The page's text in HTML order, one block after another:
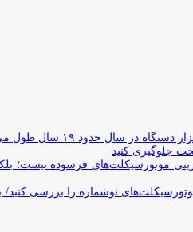
جلوگیری کنید
موتورسیکلت‌های فرسوده نیست؛
نوشماره را بررسی